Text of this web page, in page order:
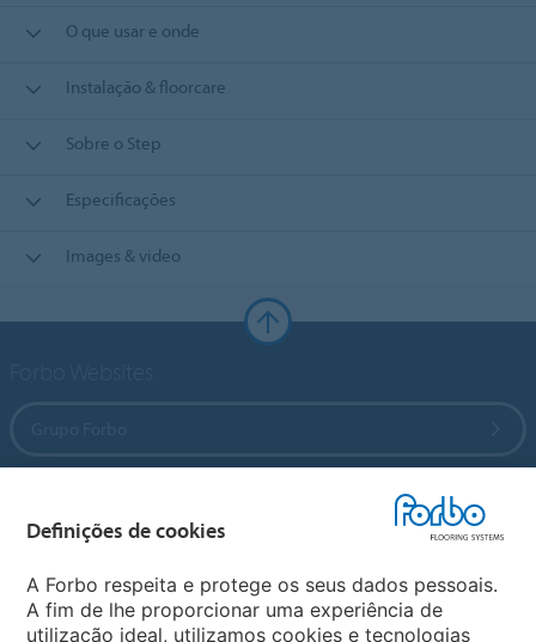
O que usar e onde
Instalação & floorcare
Sobre o Step
Especificações
Images & video
Definições de cookies
A Forbo respeita e protege os seus dados pessoais.
A fim de lhe proporcionar uma experiência de
utilização ideal, utilizamos cookies e tecnologias